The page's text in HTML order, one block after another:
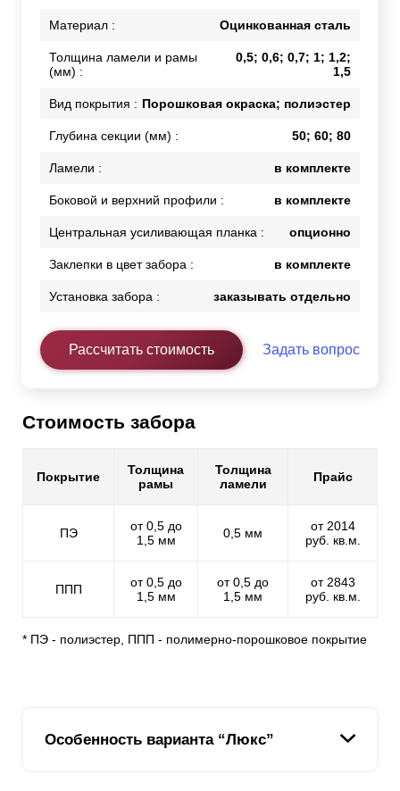
Материал : Оцинкованная сталь
Толщина ламели и рамы
(мм) :
0,5; 0,6; 0,7; 1; 1,2;
1,5
Вид покрытия : Порошковая окраска; полиэстер
Глубина секции (мм) : 50; 60; 80
Ламели : в комплекте
Боковой и верхний профили : в комплекте
Центральная усиливающая планка : опционно
Заклепки в цвет забора : в комплекте
Установка забора : заказывать отдельно
Рассчитать стоимость Задать вопрос
Стоимость забора
Покрытие
Толщина
рамы
Толщина
ламели
Прайс
ПЭ
от 0,5 до
1,5 мм
0,5 мм
от 2014
руб. кв.м.
ППП
от 0,5 до
1,5 мм
от 0,5 до
1,5 мм
от 2843
руб. кв.м.
* ПЭ - полиэстер, ППП - полимерно-порошковое покрытие
Особенность варианта “Люкс”